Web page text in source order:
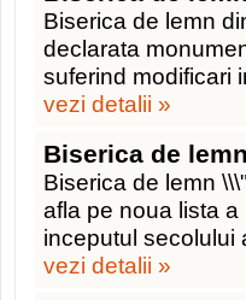
Biserica de lemn
declarata
suferind modificari
vezi detalii »
Biserica de
Biserica de lemn
afla pe noua lista
inceputul secolului
vezi detalii »